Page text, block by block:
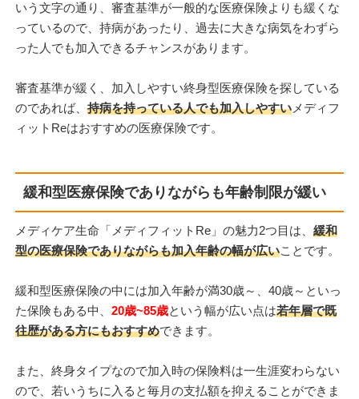
いう文字の通り、審査基準が一般的な医療保険よりも緩くな
っているので、持病があったり、過去に大きな病気をわずら
った人でも加入できるチャンスがあります。
審査基準が緩く、加入しやすい終身型医療保険を探している
のであれば、 持病を持っている人でも加入しやすいメディフ
ィットReはおすすめの医療保険です。
緩和型医療保険でありながらも年齢制限が緩い
メディケア生命「メディフィットRe」の魅力2つ目は、 緩和
型の医療保険でありながらも加入年齢の幅が広いことです。
緩和型医療保険の中には加入年齢が満30歳～、40歳～といっ
た保険もある中、 20歳~85歳という幅が広い点は若年層で既
往歴がある方にもおすすめできます。
また、終身タイプなので加入時の保険料は一生涯変わらない
ので、若いうちに入ると毎月の支払額を抑えることができま